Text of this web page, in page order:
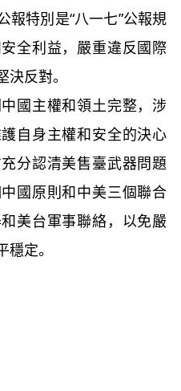
報特別是“八一七”公報規
全利益，嚴重違反國際
反對。
主權和領土完整，涉
自身主權和安全的決心
分認清美售臺武器問題
國原則和中美三個聯合
美台軍事聯絡，以免嚴
定。